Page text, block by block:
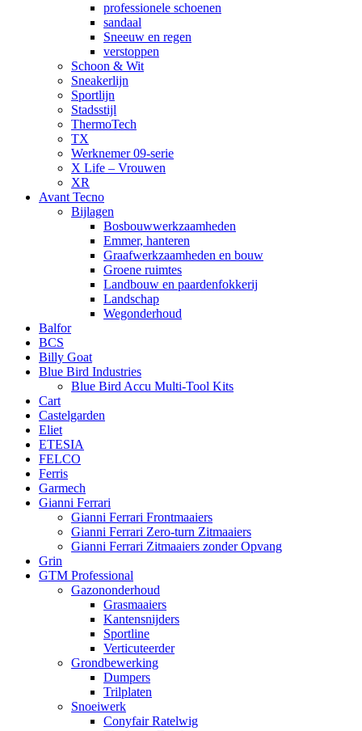
professionele schoenen
sandaal
Sneeuw en regen
verstoppen
Schoon & Wit
Sneakerlijn
Sportlijn
Stadsstijl
ThermoTech
TX
Werknemer 09-serie
X Life – Vrouwen
XR
Avant Tecno
Bijlagen
Bosbouwwerkzaamheden
Emmer, hanteren
Graafwerkzaamheden en bouw
Groene ruimtes
Landbouw en paardenfokkerij
Landschap
Wegonderhoud
Balfor
BCS
Billy Goat
Blue Bird Industries
Blue Bird Accu Multi-Tool Kits
Cart
Castelgarden
Eliet
ETESIA
FELCO
Ferris
Garmech
Gianni Ferrari
Gianni Ferrari Frontmaaiers
Gianni Ferrari Zero-turn Zitmaaiers
Gianni Ferrari Zitmaaiers zonder Opvang
Grin
GTM Professional
Gazononderhoud
Grasmaaiers
Kantensnijders
Sportline
Verticuteerder
Grondbewerking
Dumpers
Trilplaten
Snoeiwerk
Conyfair Ratelwig